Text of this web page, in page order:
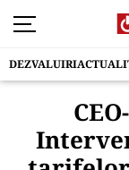
DEZVALUIRI